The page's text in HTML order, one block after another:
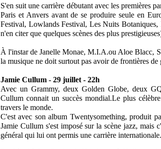
S'en suit une carrière débutant avec les premières
Paris et Anvers avant de se produire seule en
Festival, Lowlands Festival, Les Nuits
n'en citer que quelques scènes des plus
À l'instar de Janelle Monae, M.I.A.ou Aloe Blacc,
la musique ne doit surtout pas avoir de frontières de
Jamie Cullum - 29 juillet - 22h
Avec un Grammy, deux Golden Globe, deux
Cullum connait un succès mondial.Le plus
travers le monde.
C'est avec son album Twentysomething, produit
Jamie Cullum s'est imposé sur la scène jazz, mais
général qui lui ont permis une carrière internationale.